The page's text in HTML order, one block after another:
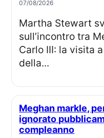
07/08/2026
Martha Stewart svela dettagli
sull’incontro tra
Carlo III: la visita
della...
Meghan markle, perché la famiglia reale ha
ignorato
compleanno